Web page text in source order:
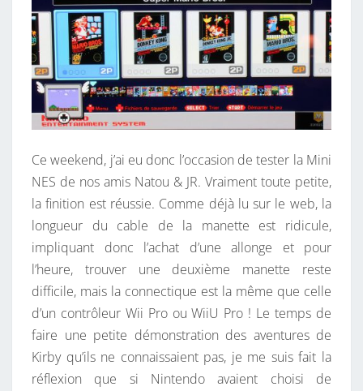
Ce weekend, j’ai eu donc l’occasion de tester la Mini
NES de nos amis Natou & JR. Vraiment toute petite,
la finition est réussie. Comme déjà lu sur le web, la
longueur du cable de la manette est ridicule,
impliquant donc l’achat d’une allonge et pour
l’heure, trouver une deuxième manette reste
difficile, mais la connectique est la même que celle
d’un contrôleur Wii Pro ou WiiU Pro ! Le temps de
faire une petite démonstration des aventures de
Kirby qu’ils ne connaissaient pas, je me suis fait la
réflexion que si Nintendo avaient choisi de